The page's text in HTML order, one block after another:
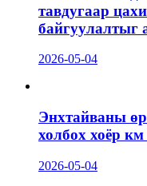
тавдугаар
байгуулалтыг
2026-05-04
Энхтайваны
холбох хоёр
2026-05-04